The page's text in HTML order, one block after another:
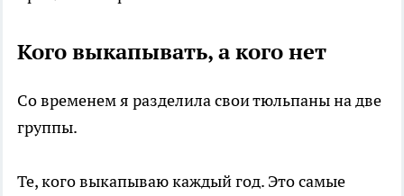
Кого выкапывать, а кого нет
Со временем я разделила свои тюльпаны на две
группы.
Те, кого выкапываю каждый год. Это самые